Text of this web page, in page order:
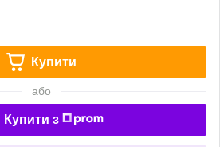
Купити
або
Купити з